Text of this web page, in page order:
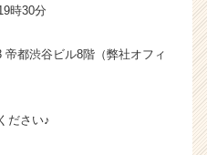
時30分
都渋谷ビル8階（弊社オフィ
ださい♪